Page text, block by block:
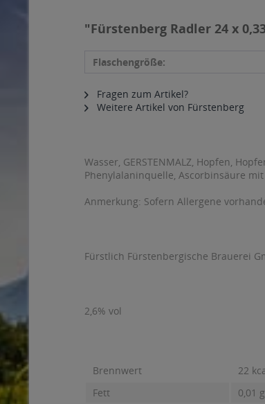
"Fürstenberg Radler 24 x
Flaschengröße:
Fragen zum Artikel?
Weitere Artikel von Fürstenberg
Wasser, GERSTENMALZ, Hopfen,
Phenylalaninquelle, Ascorbinsäure
Anmerkung: Sofern Allergene
Fürstlich Fürstenbergische Brauerei
2,6% vol
Brennwert
22
Fett
0,01 g